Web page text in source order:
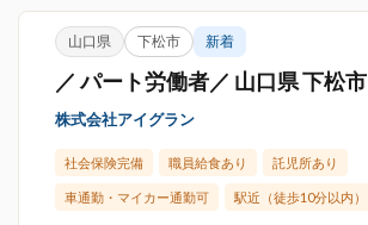
山口県 下松市 新着
／ パート労働者／ 山口県 下松市
株式会社アイグラン
社会保険完備 職員給食あり 託児所あり
車通勤・マイカー通勤可 駅近（徒歩10分以内）